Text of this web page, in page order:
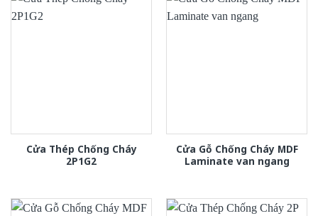
Cửa Thép Chống Cháy
2P1G2
Cửa Gỗ Chống Cháy MDF
Laminate van ngang